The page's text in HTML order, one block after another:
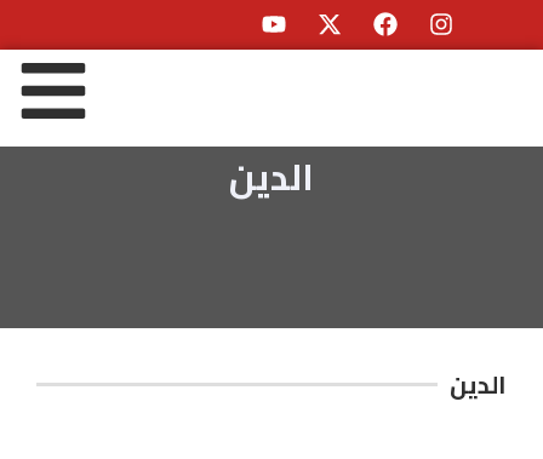
الدين
الدين